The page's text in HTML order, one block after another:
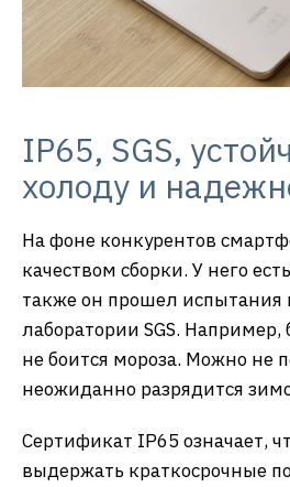
IP65, SGS,
холоду и
На фоне конкурентов
качеством сборки. У него
также он прошел испытания
лаборатории SGS.
не боится мороза. Можно не
неожиданно разрядится
Сертификат IP65 означает,
выдержать краткосрочные